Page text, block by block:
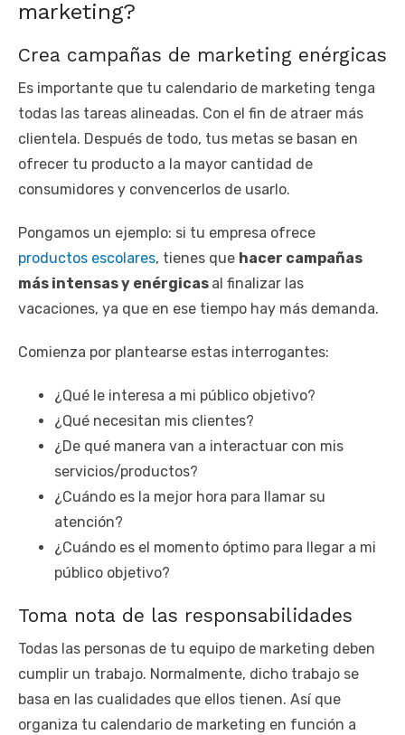
marketing?
Crea campañas de marketing enérgicas
Es importante que tu calendario de marketing tenga
todas las tareas alineadas. Con el fin de atraer más
clientela. Después de todo, tus metas se basan en
ofrecer tu producto a la mayor cantidad de
consumidores y convencerlos de usarlo.
Pongamos un ejemplo: si tu empresa ofrece
productos escolares, tienes que hacer campañas
más intensas y enérgicas al finalizar las
vacaciones, ya que en ese tiempo hay más demanda.
Comienza por plantearse estas interrogantes:
¿Qué le interesa a mi público objetivo?
¿Qué necesitan mis clientes?
¿De qué manera van a interactuar con mis
servicios/productos?
¿Cuándo es la mejor hora para llamar su
atención?
¿Cuándo es el momento óptimo para llegar a mi
público objetivo?
Toma nota de las responsabilidades
Todas las personas de tu equipo de marketing deben
cumplir un trabajo. Normalmente, dicho trabajo se
basa en las cualidades que ellos tienen. Así que
organiza tu calendario de marketing en función a